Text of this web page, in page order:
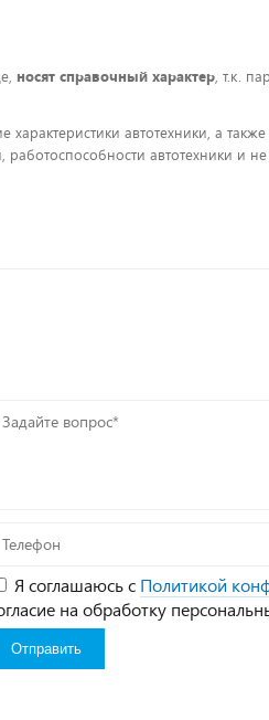
носят справочный характер, т.к.
характеристики автотехники, а
автотехники и
Задайте
Телефон
Я соглашаюсь с Политикой
на обработку